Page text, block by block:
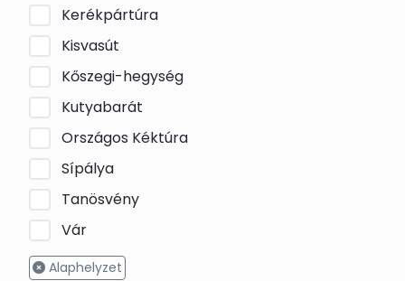
Kerékpártúra
Kisvasút
Kőszegi-hegység
Kutyabarát
Országos Kéktúra
Sípálya
Tanösvény
Vár
Alaphelyzet